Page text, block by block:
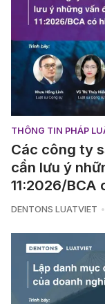
THÔNG TIN PHÁP
Các công ty
cần lưu ý
11:2026/BCA
DENTONS LUATVIET